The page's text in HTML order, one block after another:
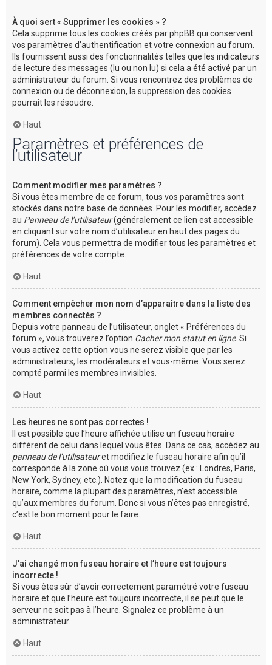
À quoi sert « Supprimer les cookies » ?
Cela supprime tous les cookies créés par phpBB qui conservent
vos paramètres d’authentification et votre connexion au forum.
Ils fournissent aussi des fonctionnalités telles que les indicateurs
de lecture des messages (lu ou non lu) si cela a été activé par un
administrateur du forum. Si vous rencontrez des problèmes de
connexion ou de déconnexion, la suppression des cookies
pourrait les résoudre.
Haut
Paramètres et préférences de
l’utilisateur
Comment modifier mes paramètres ?
Si vous êtes membre de ce forum, tous vos paramètres sont
stockés dans notre base de données. Pour les modifier, accédez
au Panneau de l’utilisateur(généralement ce lien est accessible
en cliquant sur votre nom d’utilisateur en haut des pages du
forum). Cela vous permettra de modifier tous les paramètres et
préférences de votre compte.
Haut
Comment empêcher mon nom d’apparaître dans la liste des
membres connectés ?
Depuis votre panneau de l’utilisateur, onglet « Préférences du
forum », vous trouverez l’option Cacher mon statut en ligne. Si
vous activez cette option vous ne serez visible que par les
administrateurs, les modérateurs et vous-même. Vous serez
compté parmi les membres invisibles.
Haut
Les heures ne sont pas correctes !
Il est possible que l’heure affichée utilise un fuseau horaire
différent de celui dans lequel vous êtes. Dans ce cas, accédez au
panneau de l’utilisateuret modifiez le fuseau horaire afin qu’il
corresponde à la zone où vous vous trouvez (ex : Londres, Paris,
New York, Sydney, etc.). Notez que la modification du fuseau
horaire, comme la plupart des paramètres, n’est accessible
qu’aux membres du forum. Donc si vous n’êtes pas enregistré,
c’est le bon moment pour le faire.
Haut
J’ai changé mon fuseau horaire et l’heure est toujours
incorrecte !
Si vous êtes sûr d’avoir correctement paramétré votre fuseau
horaire et que l’heure est toujours incorrecte, il se peut que le
serveur ne soit pas à l’heure. Signalez ce problème à un
administrateur.
Haut